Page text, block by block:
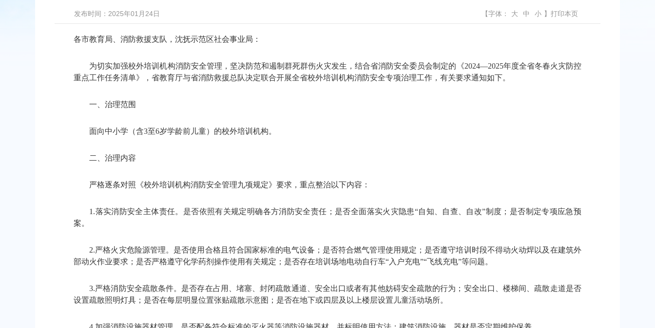
发布时间：2025年01月24日 【字体： 大 中 小 】打印本页
各市教育局、消防救援支队，沈抚示范区社会事业局：
为切实加强校外培训机构消防安全管理，坚决防范和遏制群死群伤火灾发生，结合省消防安全委员会制定的《2024—2025年度全省冬春火灾防控
重点工作任务清单》，省教育厅与省消防救援总队决定联合开展全省校外培训机构消防安全专项治理工作，有关要求通知如下。
一、治理范围
面向中小学（含3至6岁学龄前儿童）的校外培训机构。
二、治理内容
严格逐条对照《校外培训机构消防安全管理九项规定》要求，重点整治以下内容：
1.落实消防安全主体责任。是否依照有关规定明确各方消防安全责任；是否全面落实火灾隐患“自知、自查、自改”制度；是否制定专项应急预
案。
2.严格火灾危险源管理。是否使用合格且符合国家标准的电气设备；是否符合燃气管理使用规定；是否遵守培训时段不得动火动焊以及在建筑外
部动火作业要求；是否严格遵守化学药剂操作使用有关规定；是否存在培训场地电动自行车“入户充电”“飞线充电”等问题。
3.严格消防安全疏散条件。是否存在占用、堵塞、封闭疏散通道、安全出口或者有其他妨碍安全疏散的行为；安全出口、楼梯间、疏散走道是否
设置疏散照明灯具；是否在每层明显位置张贴疏散示意图；是否在地下或四层及以上楼层设置儿童活动场所。